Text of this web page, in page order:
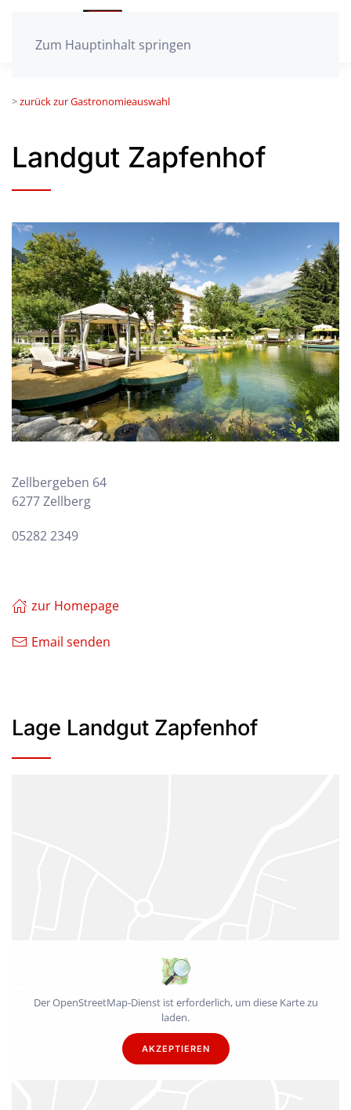
Zum Hauptinhalt springen
>zurück zur Gastronomieauswahl
Landgut Zapfenhof
Zellbergeben 64
6277 Zellberg
05282 2349
zur Homepage
Email senden
Lage Landgut Zapfenhof
Der OpenStreetMap-Dienst ist erforderlich, um diese Karte zu
laden.
AKZEPTIEREN